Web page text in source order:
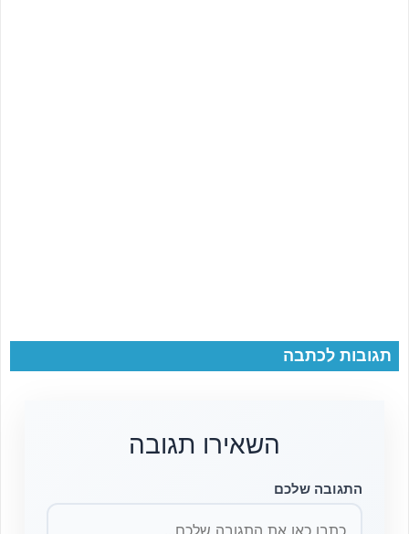
תגובות לכתבה
השאירו תגובה
התגובה שלכם